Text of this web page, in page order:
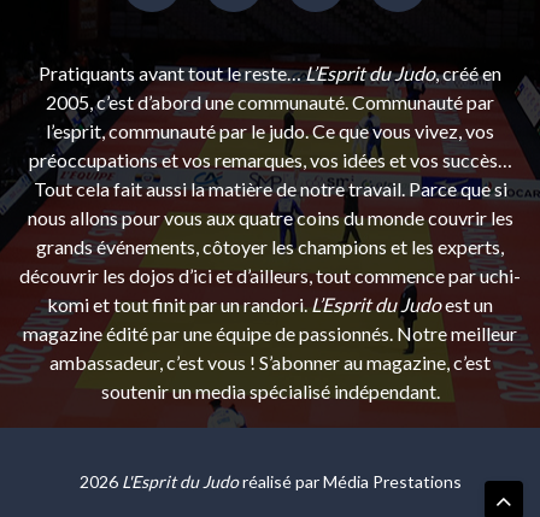
Pratiquants avant tout le reste…L’Esprit du Judo, créé en
2005, c’est d’abord une communauté. Communauté par
l’esprit, communauté par le judo. Ce que vous vivez, vos
préoccupations et vos remarques, vos idées et vos succès…
Tout cela fait aussi la matière de notre travail. Parce que si
nous allons pour vous aux quatre coins du monde couvrir les
grands événements, côtoyer les champions et les experts,
découvrir les dojos d’ici et d’ailleurs, tout commence par uchi-
komi et tout finit par un randori.L’Esprit du Judoest un
magazine édité par une équipe de passionnés. Notre meilleur
ambassadeur, c’est vous ! S’abonner au magazine, c’est
soutenir un media spécialisé indépendant.
2026 L'Esprit du Judoréalisé parMédia Prestations